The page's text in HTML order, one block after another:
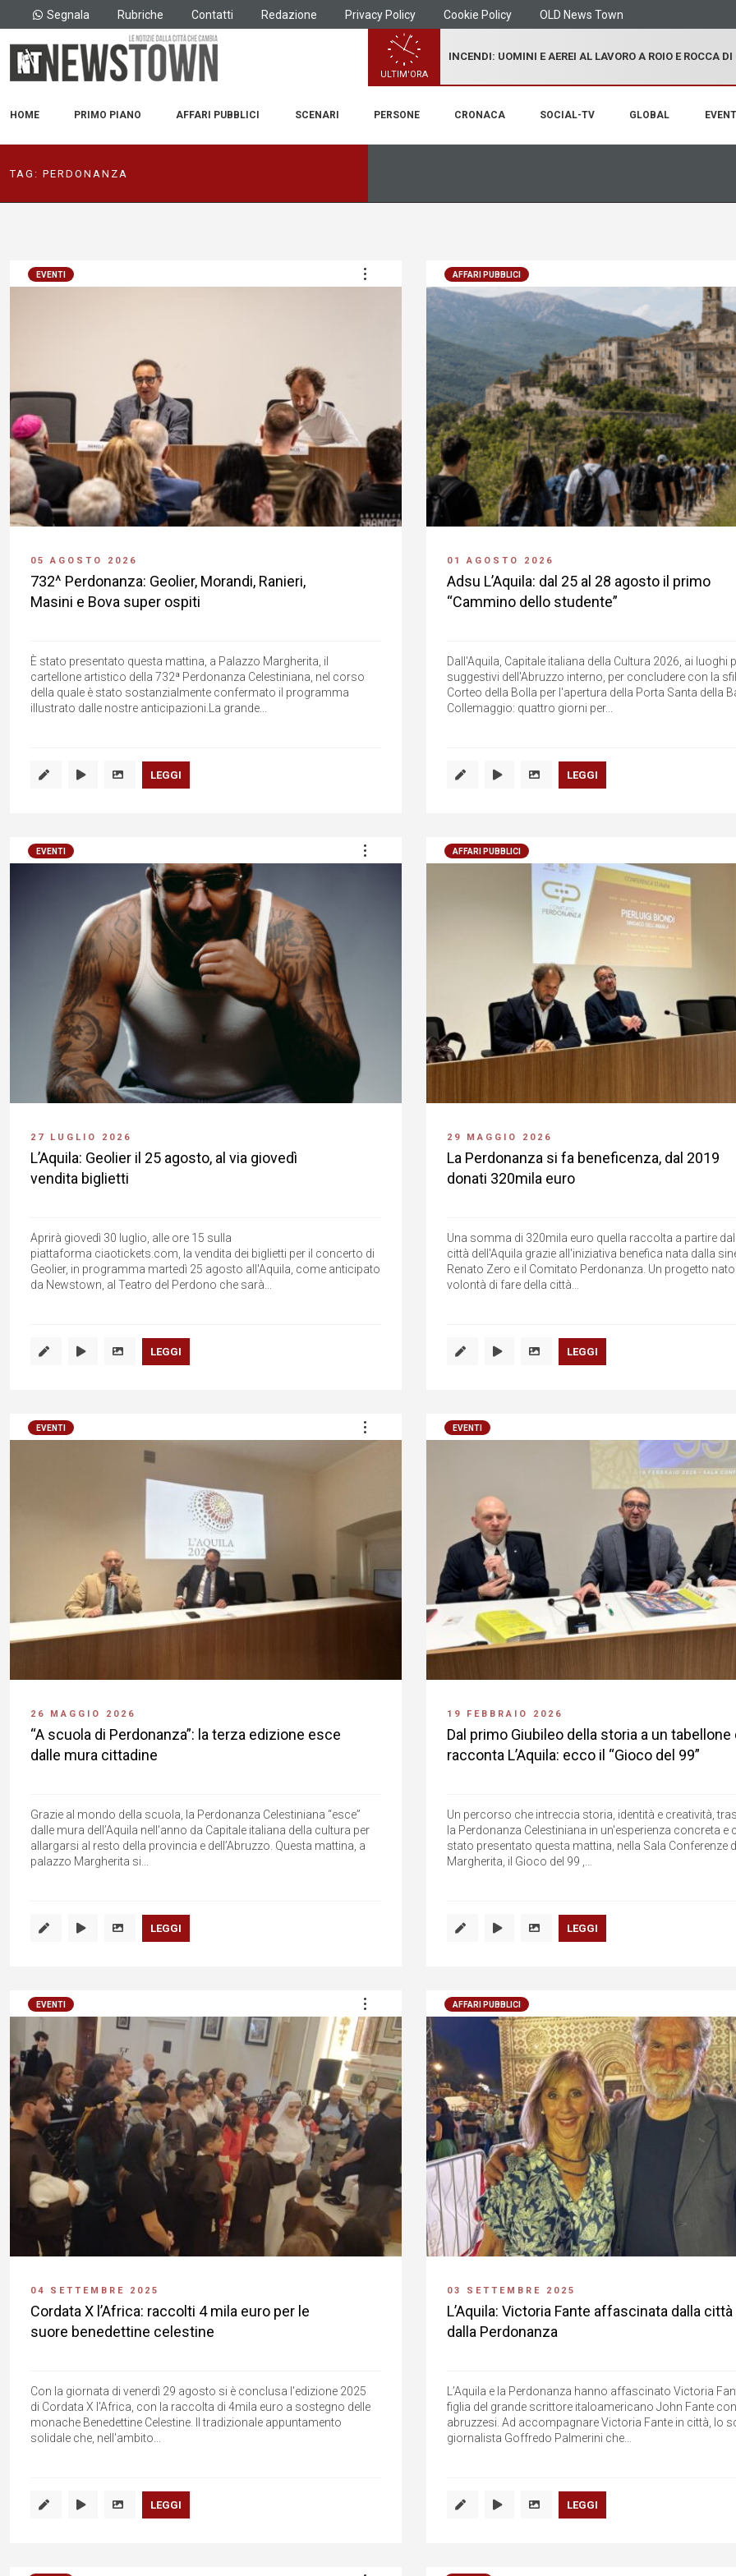
Segnala Rubriche Contatti Redazione Privacy Policy Cookie Policy OLD News Town
ULTIM'ORA
INCENDI: UOMINI E AEREI AL LAVORO A ROIO E ROCCA
HOME PRIMO PIANO AFFARI PUBBLICI SCENARI PERSONE CRONACA SOCIAL-TV GLOBAL EVENTI
TAG: PERDONANZA
EVENTI
05 AGOSTO 2026
732^ Perdonanza: Geolier, Morandi, Ranieri,
Masini e Bova super ospiti
È stato presentato questa mattina, a Palazzo Margherita, il
cartellone artistico della 732ª Perdonanza Celestiniana, nel corso
della quale è stato sostanzialmente confermato il programma
illustrato dalle nostre anticipazioni.La grande...
LEGGI
AFFARI PUBBLICI
01 AGOSTO 2026
Adsu L’Aquila: dal 25 al 28 agosto il primo
“Cammino dello studente”
Dall'Aquila, Capitale italiana della Cultura 2026, ai luoghi
suggestivi dell'Abruzzo interno, per concludere con la
Corteo della Bolla per l'apertura della Porta Santa della
Collemaggio: quattro giorni per...
LEGGI
EVENTI
27 LUGLIO 2026
L’Aquila: Geolier il 25 agosto, al via giovedì
vendita biglietti
Aprirà giovedì 30 luglio, alle ore 15 sulla
piattaforma ciaotickets.com, la vendita dei biglietti per il concerto di
Geolier, in programma martedì 25 agosto all'Aquila, come anticipato
da Newstown, al Teatro del Perdono che sarà...
LEGGI
AFFARI PUBBLICI
29 MAGGIO 2026
La Perdonanza si fa beneficenza, dal 2019
donati 320mila euro
Una somma di 320mila euro quella raccolta a partire
città dell'Aquila grazie all'iniziativa benefica nata dalla
Renato Zero e il Comitato Perdonanza. Un progetto
volontà di fare della città...
LEGGI
EVENTI
26 MAGGIO 2026
“A scuola di Perdonanza”: la terza edizione esce
dalle mura cittadine
Grazie al mondo della scuola, la Perdonanza Celestiniana “esce”
dalle mura dell’Aquila nell’anno da Capitale italiana della cultura per
allargarsi al resto della provincia e dell’Abruzzo. Questa mattina, a
palazzo Margherita si...
LEGGI
EVENTI
19 FEBBRAIO 2026
Dal primo Giubileo della storia a un tabellone
racconta L’Aquila: ecco il “Gioco del 99”
Un percorso che intreccia storia, identità e creatività,
la Perdonanza Celestiniana in un'esperienza concreta e
stato presentato questa mattina, nella Sala Conferenze
Margherita, il Gioco del 99 ,...
LEGGI
EVENTI
04 SETTEMBRE 2025
Cordata X l’Africa: raccolti 4 mila euro per le
suore benedettine celestine
Con la giornata di venerdì 29 agosto si è conclusa l'edizione 2025
di Cordata X l'Africa, con la raccolta di 4mila euro a sostegno delle
monache Benedettine Celestine. Il tradizionale appuntamento
solidale che, nell'ambito...
LEGGI
AFFARI PUBBLICI
03 SETTEMBRE 2025
L’Aquila: Victoria Fante affascinata dalla città
dalla Perdonanza
L’Aquila e la Perdonanza hanno affascinato Victoria
figlia del grande scrittore italoamericano John Fante
abruzzesi. Ad accompagnare Victoria Fante in città, lo
giornalista Goffredo Palmerini che...
LEGGI